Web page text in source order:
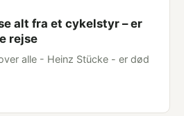
alt fra et cykelstyr – er
rejse
alle - Heinz Stücke - er død